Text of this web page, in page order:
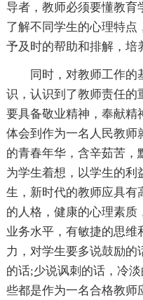
导者，教师必须要懂教育
了解不同学生的心理特点
予及时的帮助和排解，培
同时，对教师工作
识，认识到了教师责任的
要具备敬业精神，奉献精
体会到作为一名人民教师
的青春年华，含辛茹苦
为学生着想，以学生的利
生，新时代的教师应具有
的人格，健康的心理素质
业务水平，有敏捷的思维
力，对学生要多说鼓励的
的话;少说讽刺的话，冷
些都是作为一名合格教师